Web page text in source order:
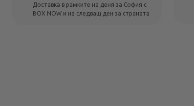
Доставка в рамките на деня за София с
BOX NOW и на следващ ден за страната